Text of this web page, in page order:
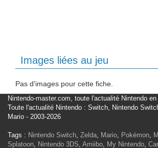
Images liées au jeu
Pas d'images pour cette fiche.
Nintendo-master.com, toute l'actualité Nintendo
Toute l'actualité Nintendo : Switch, Nintendo
Mario - 2003-2026
Tags : Nintendo Switch, Zelda, Mario, Pokémon,
Splatoon, Nintendo 3DS, Amiibo, My Nintendo,